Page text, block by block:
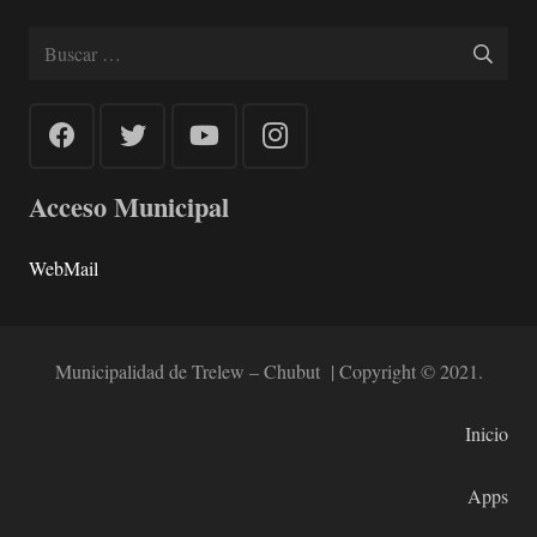
Buscar:
Acceso Municipal
WebMail
Municipalidad de Trelew – Chubut | Copyright © 2021.
Inicio
Apps